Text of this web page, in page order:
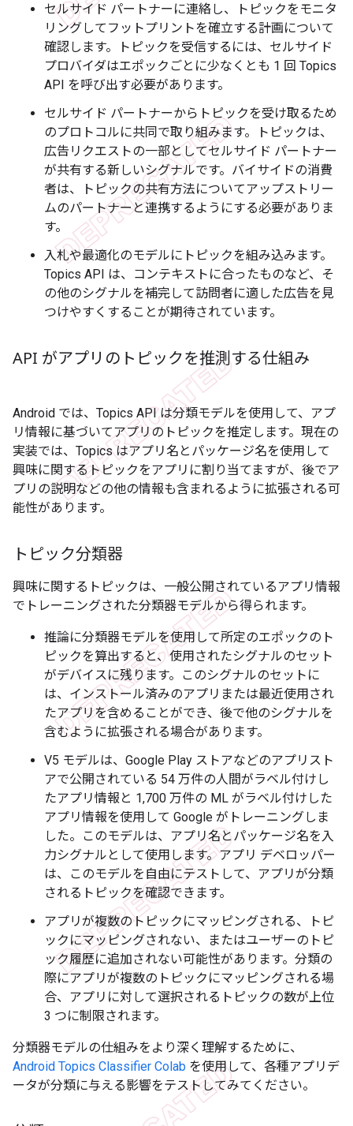
セルサイド パートナーに連絡し、トピックをモニタ
リングしてフットプリントを確立する計画について
確認します。トピックを受信するには、セルサイド
プロバイダはエポックごとに少なくとも 1 回 Topics
API を呼び出す必要があります。
セルサイド パートナーからトピックを受け取るため
のプロトコルに共同で取り組みます。トピックは、
広告リクエストの一部としてセルサイド パートナー
が共有する新しいシグナルです。バイサイドの消費
者は、トピックの共有方法についてアップストリー
ムのパートナーと連携するようにする必要がありま
す。
入札や最適化のモデルにトピックを組み込みます。
Topics API は、コンテキストに合ったものなど、そ
の他のシグナルを補完して訪問者に適した広告を見
つけやすくすることが期待されています。
API がアプリのトピックを推測する仕組み
Android では、Topics API は分類モデルを使用して、アプ
リ情報に基づいてアプリのトピックを推定します。現在の
実装では、Topics はアプリ名とパッケージ名を使用して
興味に関するトピックをアプリに割り当てますが、後でア
プリの説明などの他の情報も含まれるように拡張される可
能性があります。
トピック分類器
興味に関するトピックは、一般公開されているアプリ情報
でトレーニングされた分類器モデルから得られます。
推論に分類器モデルを使用して所定のエポックのト
ピックを算出すると、使用されたシグナルのセット
がデバイスに残ります。このシグナルのセットに
は、インストール済みのアプリまたは最近使用され
たアプリを含めることができ、後で他のシグナルを
含むように拡張される場合があります。
V5 モデルは、Google Play ストアなどのアプリスト
アで公開されている 54 万件の人間がラベル付けし
たアプリ情報と 1,700 万件の ML がラベル付けした
アプリ情報を使用して Google がトレーニングしま
した。このモデルは、アプリ名とパッケージ名を入
力シグナルとして使用します。アプリ デベロッパー
は、このモデルを自由にテストして、アプリが分類
されるトピックを確認できます。
アプリが複数のトピックにマッピングされる、トピ
ックにマッピングされない、またはユーザーのトピ
ック履歴に追加されない可能性があります。分類の
際にアプリが複数のトピックにマッピングされる場
合、アプリに対して選択されるトピックの数が上位
3 つに制限されます。
分類器モデルの仕組みをより深く理解するために、
Android Topics Classifier Colab を使用して、各種アプリデ
ータが分類に与える影響をテストしてみてください。